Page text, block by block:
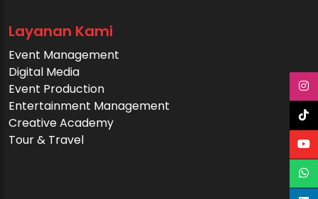
Layanan Kami
Event Management
Digital Media
Event Production
Entertainment Management
Creative Academy
Tour & Travel